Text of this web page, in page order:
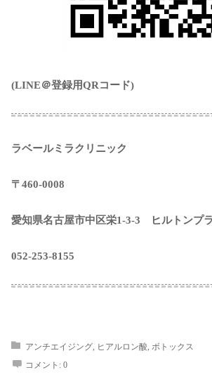
(LINE＠登録用QRコード)
ラベールミラクリニック
〒460-0008
愛知県名古屋市中区栄1-3-3 ヒルトンプ
052-253-8155
アンチエイジング, ヒアルロン酸, ボトックス
コメント: 0